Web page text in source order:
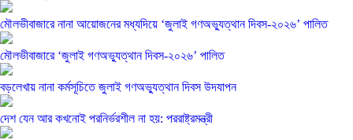
মৌলভীবাজারে নানা আয়োজনের মধ্যদিয়ে ‘জুলাই গণঅভ্যুত্থান দিবস-২০২৬’ পালিত
মৌলভীবাজারে ‘জুলাই গণঅভ্যুত্থান দিবস-২০২৬’ পালিত
বড়লেখায় নানা কর্মসূচিতে জুলাই গণঅভ্যুত্থান দিবস উদযাপন
দেশ যেন আর কখনোই পরনির্ভরশীল না হয়: পররাষ্ট্রমন্ত্রী